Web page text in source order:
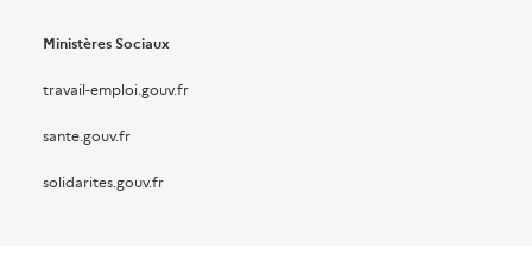
Ministères Sociaux
travail-emploi.gouv.fr
sante.gouv.fr
solidarites.gouv.fr